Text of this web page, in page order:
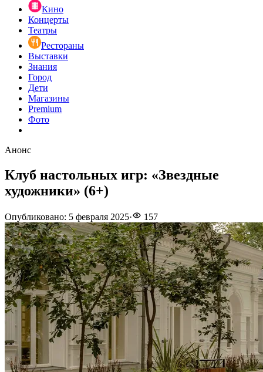
Кино
Концерты
Театры
Рестораны
Выставки
Знания
Город
Дети
Магазины
Premium
Фото
Анонс
Клуб настольных игр: «Звездные
художники» (6+)
Опубликовано: 5 февраля 2025· 157